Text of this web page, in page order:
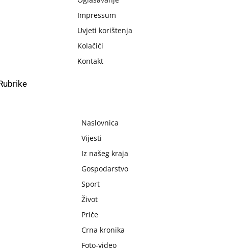
Impressum
Uvjeti korištenja
Kolačići
Kontakt
Naslovnica
Vijesti
Iz našeg kraja
Gospodarstvo
Sport
Život
Priče
Crna kronika
Foto-video